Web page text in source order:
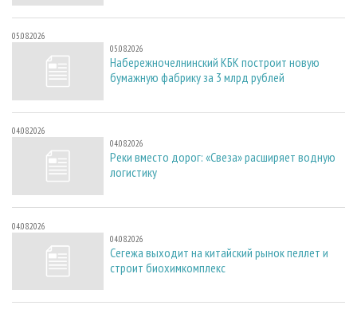
05.08.2026
05.08.2026
Набережночелнинский КБК построит новую
бумажную фабрику за 3 млрд рублей
04.08.2026
04.08.2026
Реки вместо дорог: «Свеза» расширяет водную
логистику
04.08.2026
04.08.2026
Сегежа выходит на китайский рынок пеллет и
строит биохимкомплекс